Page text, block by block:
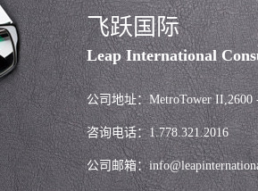
飞跃国际
Leap International
公司地址：MetroTower II,2600
咨询电话：1.778.321.2016
公司邮箱：